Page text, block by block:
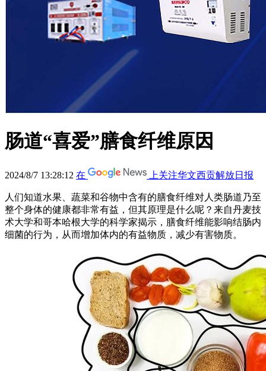
肠道“喜爱”膳食纤维原因
2024/8/7 13:28:12 在 上关注华文西贡解放日报
人们知道水果、蔬菜和谷物中含有的膳食纤维对人类肠道乃至
整个身体的健康都非常有益，但其原理是什么呢？来自丹麦技
术大学和哥本哈根大学的科学家揭示，膳食纤维能影响结肠内
细菌的行为，从而增加体内的有益物质，减少有害物质。